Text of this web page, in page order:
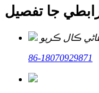
جا تفصيل
86-18070929871